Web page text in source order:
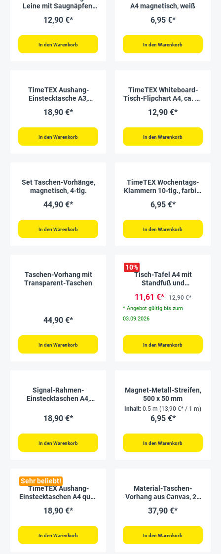
Leine mit Saugnäpfen,
12,90 €*
In den Warenkorb
A4 magnetisch, weiß
6,95 €*
In den Warenkorb
TimeTEX Aushang-
Einstecktasche A3,
18,90 €*
In den Warenkorb
TimeTEX Whiteboard-
Tisch-Flipchart A4, ca. 33
12,90 €*
In den Warenkorb
Set Taschen-Vorhänge,
magnetisch, 4-tlg.
44,90 €*
In den Warenkorb
TimeTEX Wochentags-
Klammern 10-tlg., farbig,
6,95 €*
In den Warenkorb
Taschen-Vorhang mit
Transparent-Taschen
44,90 €*
In den Warenkorb
10%
Tisch-Tafel A4 mit
Standfuß und
11,61 €* 12,90 €*
* Angebot gültig bis zum
03.09.2026
In den Warenkorb
Signal-Rahmen-
Einstecktaschen A4,
18,90 €*
In den Warenkorb
Magnet-Metall-Streifen,
500 x 50 mm
Inhalt: 0.5 m (13,90 €* / 1 m)
6,95 €*
In den Warenkorb
Sehr beliebt!
TimeTEX Aushang-
Einstecktaschen A4 quer,
18,90 €*
In den Warenkorb
Material-Taschen-
Vorhang aus Canvas, 24
37,90 €*
In den Warenkorb